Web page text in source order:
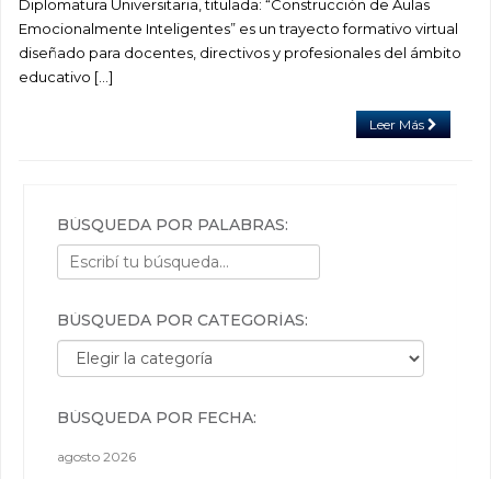
Diplomatura Universitaria, titulada: “Construcción de Aulas
Emocionalmente Inteligentes” es un trayecto formativo virtual
diseñado para docentes, directivos y profesionales del ámbito
educativo […]
Leer Más
BÚSQUEDA POR PALABRAS:
BÚSQUEDA POR CATEGORÍAS:
Búsqueda por categorías:
BÚSQUEDA POR FECHA:
agosto 2026